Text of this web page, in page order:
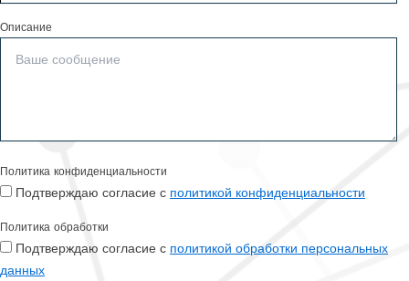
Описание
Политика конфиденциальности
Подтверждаю согласие с политикой конфиденциальности
Политика обработки
Подтверждаю согласие с политикой обработки персональных
данных